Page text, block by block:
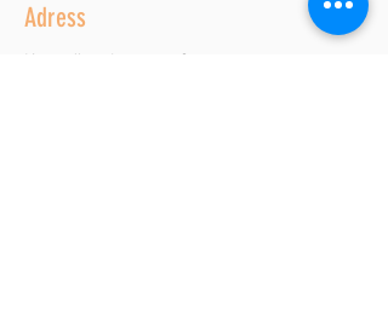
Adress
Kungsängsbryggan 8